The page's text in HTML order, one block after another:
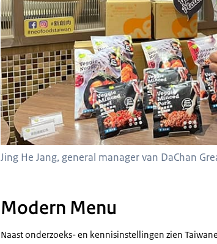
Jing He Jang, general manager van DaChan
Modern Menu
Naast onderzoeks- en kennisinstellingen zien